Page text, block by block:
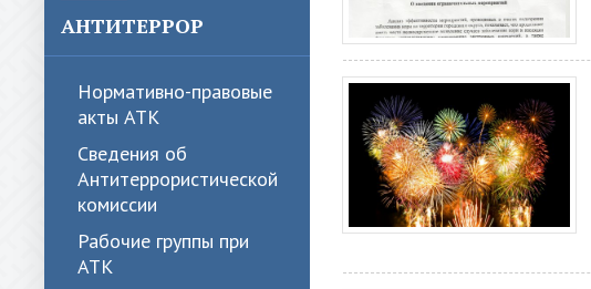
АНТИТЕРРОР
Нормативно-правовые
акты АТК
Сведения об
Антитеррористической
комиссии
Рабочие группы при
АТК